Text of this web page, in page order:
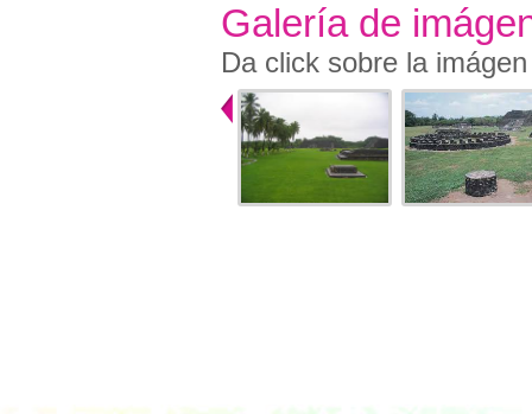
Galería de
Da click sobre la